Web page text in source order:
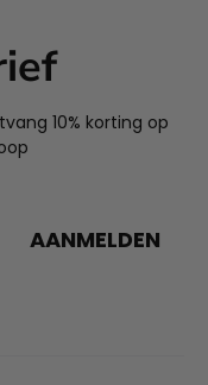
10% korting op
AANMELDEN